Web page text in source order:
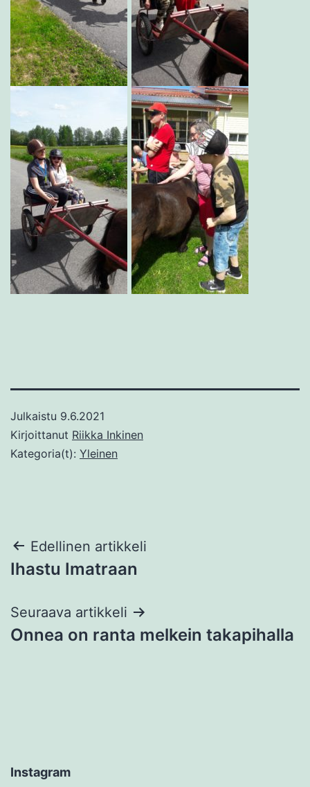
Julkaistu 9.6.2021
Kirjoittanut Riikka Inkinen
Kategoria(t): Yleinen
Artikkelien
selaus
Edellinen artikkeli
Ihastu Imatraan
Seuraava artikkeli
Onnea on ranta melkein takapihalla
Instagram